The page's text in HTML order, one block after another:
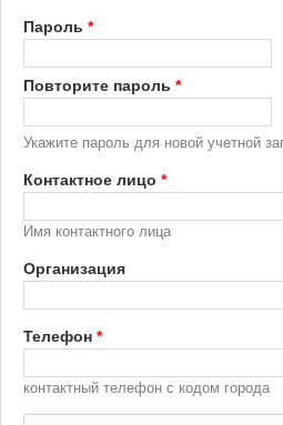
Пароль *
Повторите пароль *
Укажите пароль для новой учетной
Контактное лицо *
Имя контактного лица
Организация
Телефон *
контактный телефон с кодом города